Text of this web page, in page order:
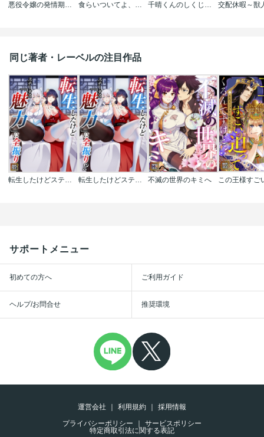
悪役令嬢の発情期【タテヨミ】【フルカラー】 食らいついてよ、旦那さま 千晴くんのしくじり配信
同じ著者・レーベルの注目作品
転生したけどステータス｢魅力｣に全振り!? 転生したけどステータス｢魅力｣に全振り!? 不滅の世界のキミへ
サポートメニュー
初めての方へ ご利用ガイド
ヘルプ/お問合せ 推奨環境
運営会社 利用規約
採用情報
プライバシーポリシー
サービスポリシー
特定商取引法に関する表記